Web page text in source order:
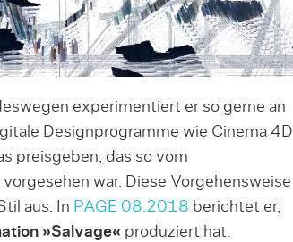
experimentiert er so gerne an
Designprogramme wie Cinema 4D
preisgeben, das so vom
war. Diese Vorgehensweise
aus. In PAGE 08.2018 berichtet er,
»Salvage« produziert hat.